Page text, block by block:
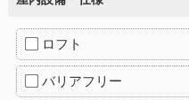
ロフト
バリアフリー